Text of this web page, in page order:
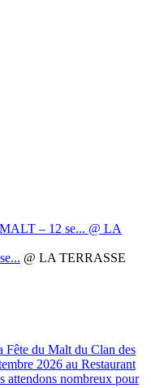
– 12 se... @ LA
@ LA TERRASSE
Fête du Malt du Clan des
2026 au Restaurant
attendons nombreux pour